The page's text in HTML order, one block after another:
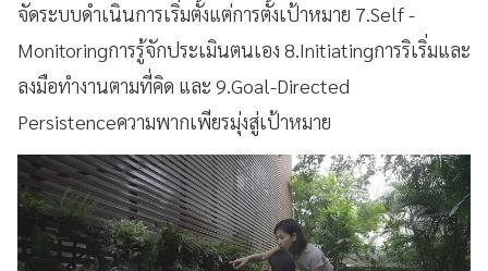
จัดระบบดำเนินการเริ่มตั้งแต่การตั้งเป้าหมาย 7.Self -
Monitoringการรู้จักประเมินตนเอง 8.Initiatingการริเริ่มและ
ลงมือทำงานตามที่คิด และ 9.Goal-Directed
Persistenceความพากเพียรมุ่งสู่เป้าหมาย